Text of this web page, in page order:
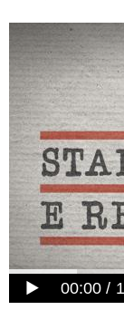
00:00